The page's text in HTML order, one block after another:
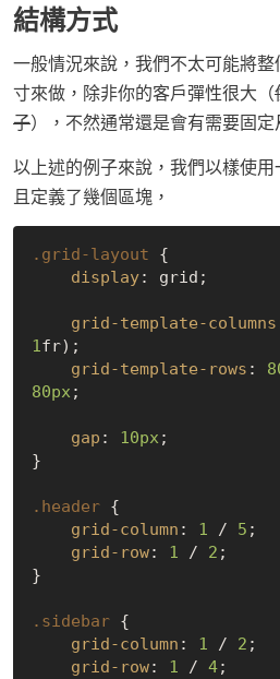
結構方式
一般情況來說，我們不太可能將
寸來做，除非你的客戶彈性很大（
子），不然通常還是會有需要固定
以上述的例子來說，我們以樣使用
且定義了幾個區塊，
.grid-layout {
display: grid;
grid-template-columns
1fr);
grid-template-rows :
80px ;
gap : 10px ;
}
.header {
grid-column : 1 / 5 ;
grid-row: 1 / 2 ;
}
.sidebar {
grid-column : 1 / 2 ;
grid-row: 1 / 4;